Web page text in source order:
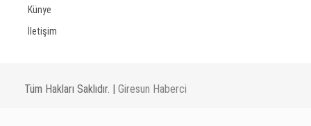
Künye
İletişim
Tüm Hakları Saklıdır. | Giresun Haberci